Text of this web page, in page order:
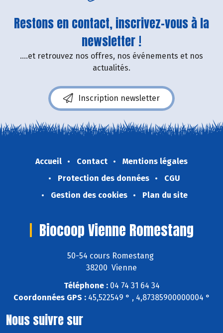
Restons en contact, inscrivez-vous à la
newsletter !
....et retrouvez nos offres, nos événements et nos
actualités.
Inscription newsletter
Accueil Contact
Mentions légales
Protection des données
CGU
Gestion des cookies
Plan du site
Biocoop Vienne Romestang
50-54 cours Romestang
38200 Vienne
Téléphone :04 74 31 64 34
Coordonnées GPS :45,522549 ° , 4,87385900000004 °
Nous suivre sur